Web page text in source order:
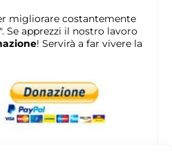
migliorare costantemente
Se apprezzi il nostro lavoro
! Servirà a far vivere la